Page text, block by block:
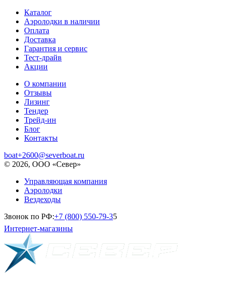
Каталог
Аэролодки в наличии
Оплата
Доставка
Гарантия и сервис
Тест-драйв
Акции
О компании
Отзывы
Лизинг
Тендер
Трейд-ин
Блог
Контакты
boat+2600@severboat.ru
© 2026, ООО «Север»
Управляющая компания
Аэролодки
Вездеходы
Звонок по РФ:+7 (800) 550-79-35
Интернет-магазины